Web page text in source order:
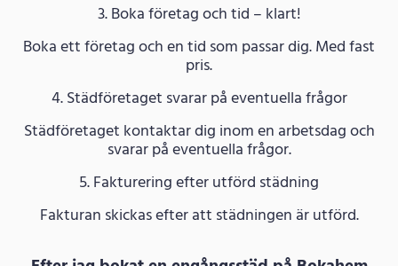
3. Boka företag och tid – klart!
Boka ett företag och en tid som passar dig. Med fast
pris.
4. Städföretaget svarar på eventuella frågor
Städföretaget kontaktar dig inom en arbetsdag och
svarar på eventuella frågor.
5. Fakturering efter utförd städning
Fakturan skickas efter att städningen är utförd.